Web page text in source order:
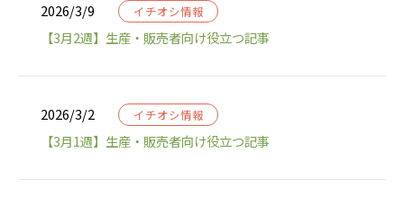
2026/3/9 イチオシ情報
【3月2週】生産・販売者向け役立つ記事
2026/3/2 イチオシ情報
【3月1週】生産・販売者向け役立つ記事